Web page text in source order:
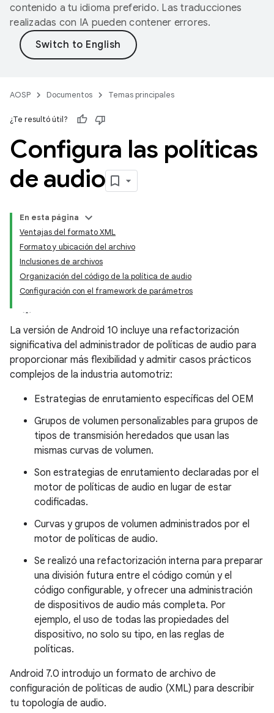
contenido a tu idioma preferido. Las traducciones
realizadas con IA pueden contener errores.
AOSP Documentos Temas principales
¿Te resultó útil?
Configura las políticas
de audio
En esta página
Ventajas del formato XML
Formato y ubicación del archivo
Inclusiones de archivos
Organización del código de la política de audio
Configuración con el framework de parámetros
La versión de Android 10 incluye una refactorización
significativa del administrador de políticas de audio para
proporcionar más flexibilidad y admitir casos prácticos
complejos de la industria automotriz:
Estrategias de enrutamiento específicas del OEM
Grupos de volumen personalizables para grupos de
tipos de transmisión heredados que usan las
mismas curvas de volumen.
Son estrategias de enrutamiento declaradas por el
motor de políticas de audio en lugar de estar
codificadas.
Curvas y grupos de volumen administrados por el
motor de políticas de audio.
Se realizó una refactorización interna para preparar
una división futura entre el código común y el
código configurable, y ofrecer una administración
de dispositivos de audio más completa. Por
ejemplo, el uso de todas las propiedades del
dispositivo, no solo su tipo, en las reglas de
políticas.
Android 7.0 introdujo un formato de archivo de
configuración de políticas de audio (XML) para describir
tu topología de audio.